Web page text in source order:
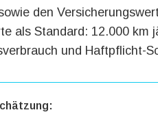
den
als Standard: 12.000 km
und Haftpflicht-